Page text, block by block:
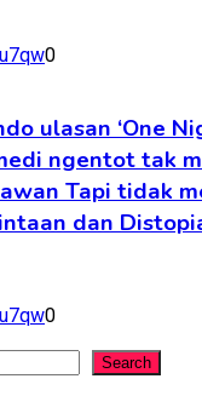
0
ulasan ‘One
ngentot tak
Tapi tidak
dan
0
Search